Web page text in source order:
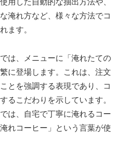
用した自動的な抽出方法や、
淹れ方など、様々な方法でコ
ます。
は、メニューに「淹れたての
に登場します。これは、注文
とを強調する表現であり、コ
るこだわりを示しています。
は、自宅で丁寧に淹れるコー
れコーヒー」という言葉が使